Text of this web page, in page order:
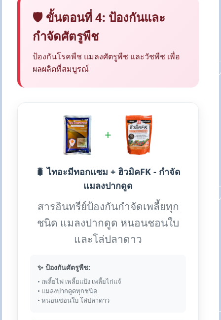
🛡️ ขั้นตอนที่ 4: ป้องกันและ
กำจัดศัตรูพืช
ป้องกันโรคพืช แมลงศัตรูพืช และวัชพืช เพื่อ
ผลผลิตที่สมบูรณ์
+
🐛 ไทอะมีทอกแซม + ฮิวมิคFK - กำจัด
แมลงปากดูด
สารอินทรีย์ป้องกันกำจัดเพลี้ยทุก
ชนิด แมลงปากดูด หนอนชอนใบ
และโล่ปลาดาว
✨ ป้องกันศัตรูพืช:
• เพลี้ยไฟ เพลี้ยแป้ง เพลี้ยไก่แจ้
• แมลงปากดูดทุกชนิด
• หนอนชอนใบ โล่ปลาดาว